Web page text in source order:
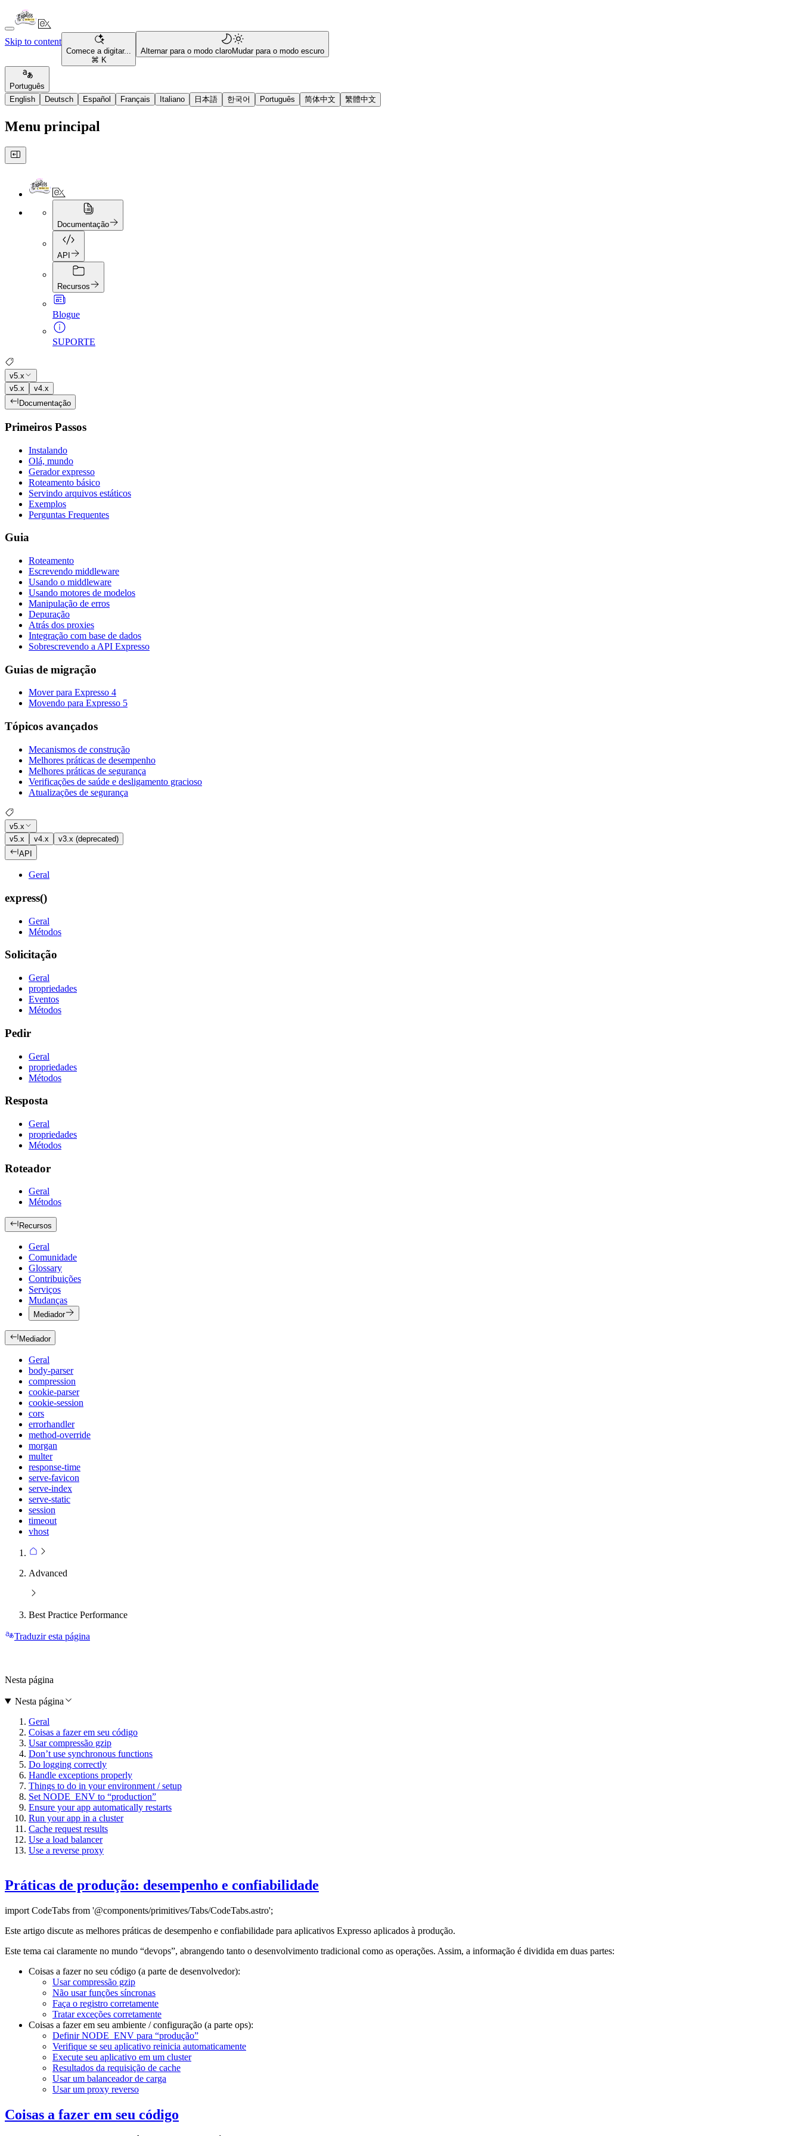
Skip to content
Comece a digitar...
⌘ K
Alternar para o modo claroMudar para o modo escuro
Português
English
Deutsch Español Français Italiano 日本語 한국어 Português 简体中文 繁體中文
Menu principal
Documentação
API
Recursos
Blogue
SUPORTE
v5.x
v5.x
v4.x
Documentação
Primeiros Passos
Instalando
Olá, mundo
Gerador expresso
Roteamento básico
Servindo arquivos estáticos
Exemplos
Perguntas Frequentes
Guia
Roteamento
Escrevendo middleware
Usando o middleware
Usando motores de modelos
Manipulação de erros
Depuração
Atrás dos proxies
Integração com base de dados
Sobrescrevendo a API Expresso
Guias de migração
Mover para Expresso 4
Movendo para Expresso 5
Tópicos avançados
Mecanismos de construção
Melhores práticas de desempenho
Melhores práticas de segurança
Verificações de saúde e desligamento gracioso
Atualizações de segurança
v5.x
v5.x
v4.x
v3.x (deprecated)
API
Geral
express()
Geral
Métodos
Solicitação
Geral
propriedades
Eventos
Métodos
Pedir
Geral
propriedades
Métodos
Resposta
Geral
propriedades
Métodos
Roteador
Geral
Métodos
Recursos
Geral
Comunidade
Glossary
Contribuições
Serviços
Mudanças
Mediador
Mediador
Geral
body-parser
compression
cookie-parser
cookie-session
cors
errorhandler
method-override
morgan
multer
response-time
serve-favicon
serve-index
serve-static
session
timeout
vhost
Advanced
Best Practice Performance
Traduzir esta página
Práticas de produção: desempenho e confiabilidade
import CodeTabs from '@components/primitives/Tabs/CodeTabs.astro';
Este artigo discute as melhores práticas de desempenho e confiabilidade para aplicativos Expresso aplicados à produção.
Este tema cai claramente no mundo “devops”, abrangendo tanto o desenvolvimento tradicional como as operações. Assim, a informação é dividida em duas partes:
Coisas a fazer no seu código (a parte de desenvolvedor):
Usar compressão gzip
Não usar funções síncronas
Faça o registro corretamente
Tratar exceções corretamente
Coisas a fazer em seu ambiente / configuração (a parte ops):
Definir NODE_ENV para “produção”
Verifique se seu aplicativo reinicia automaticamente
Execute seu aplicativo em um cluster
Resultados da requisição de cache
Usar um balanceador de carga
Usar um proxy reverso
Coisas a fazer em seu código
Nesta página
Nesta página
Geral
Coisas a fazer em seu código
Usar compressão gzip
Don’t use synchronous functions
Do logging correctly
Handle exceptions properly
Things to do in your environment / setup
Set NODE_ENV to “production”
Ensure your app automatically restarts
Run your app in a cluster
Cache request results
Use a load balancer
Use a reverse proxy